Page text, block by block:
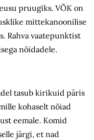
pruugiks. VÕK on
mittekanoonilise
Rahva vaatepunktist
nõidadele.
tasub kirikuid päris
kohaselt nõiad
eemale. Komid
järgi, et nad